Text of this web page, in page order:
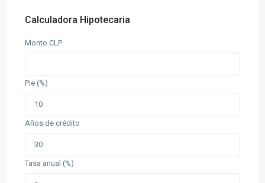
Calculadora Hipotecaria
Monto CLP
Pie (%)
Años de crédito
Tasa anual (%)